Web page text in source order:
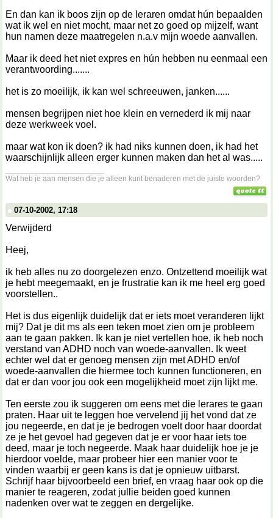
En dan kan ik boos zijn op de leraren omdat hún bepaalden
wat ik wel en niet mocht, maar net zo goed op mijzelf, want
hun namen deze maatregelen n.a.v mijn woede aanvallen.
Maar ik deed het niet expres en hún hebben nu eenmaal een
verantwoording.......
het is zo moeilijk, ik kan wel schreeuwen, janken......
mensen begrijpen niet hoe klein en vernederd ik mij naar
deze werkweek voel.
maar wat kon ik doen? ik had niks kunnen doen, ik had het
waarschijnlijk alleen erger kunnen maken dan het al was.....
Wat heb je aan mensen die je alleen kunt benaderen met de juiste woorden?
07-10-2002, 17:18
Verwijderd
Heej,
ik heb alles nu zo doorgelezen enzo. Ontzettend moeilijk wat
je hebt meegemaakt, en je frustratie kan ik me heel erg goed
voorstellen..
Het is dus eigenlijk duidelijk dat er iets moet veranderen lijkt
mij? Dat je dit ms als een teken moet zien om je probleem
aan te gaan pakken. Ik kan je niet vertellen hoe, ik heb noch
verstand van ADHD noch van woede-aanvallen. Ik weet
echter wel dat er genoeg mensen zijn met ADHD en/of
woede-aanvallen die hiermee toch kunnen functioneren, en
dat er dan voor jou ook een mogelijkheid moet zijn lijkt me.
Ten eerste zou ik suggeren om eens met die lerares te gaan
praten. Haar uit te leggen hoe vervelend jij het vond dat ze
jou negeerde, en dat je je bedrogen voelt door haar doordat
ze je het gevoel had gegeven dat je er voor haar iets toe
deed, maar je toch negeerde. Maak haar duidelijk hoe je je
hierdoor voelde, maar probeer hier een manier voor te
vinden waarbij er geen kans is dat je opnieuw uitbarst.
Schrijf haar bijvoorbeeld een brief, en vraag haar ook op die
manier te reageren, zodat jullie beiden goed kunnen
nadenken over wat te zeggen en dergelijke.